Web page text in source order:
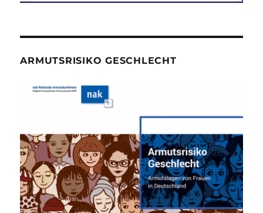
ARMUTSRISIKO GESCHLECHT